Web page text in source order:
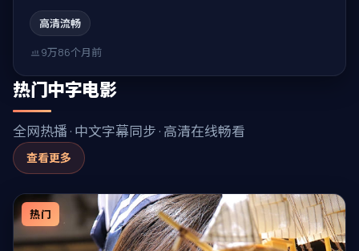
必看。
高清流畅
9万86个月前
热门中字电影
全网热播 · 中文字幕同步 · 高清在线畅看
查看更多
热门